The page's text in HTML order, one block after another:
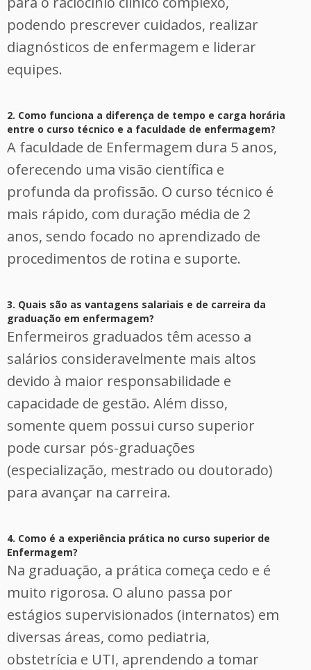
podendo prescrever cuidados, realizar
diagnósticos de enfermagem e liderar
equipes.
2. Como funciona a diferença de tempo e carga horária
entre o curso técnico e a faculdade de enfermagem?
A faculdade de Enfermagem dura 5 anos,
oferecendo uma visão científica e
profunda da profissão. O curso técnico é
mais rápido, com duração média de 2
anos, sendo focado no aprendizado de
procedimentos de rotina e suporte.
3. Quais são as vantagens salariais e de carreira da
graduação em enfermagem?
Enfermeiros graduados têm acesso a
salários consideravelmente mais altos
devido à maior responsabilidade e
capacidade de gestão. Além disso,
somente quem possui curso superior
pode cursar pós-graduações
(especialização, mestrado ou doutorado)
para avançar na carreira.
4. Como é a experiência prática no curso superior de
Enfermagem?
Na graduação, a prática começa cedo e é
muito rigorosa. O aluno passa por
estágios supervisionados (internatos) em
diversas áreas, como pediatria,
obstetrícia e UTI, aprendendo a tomar